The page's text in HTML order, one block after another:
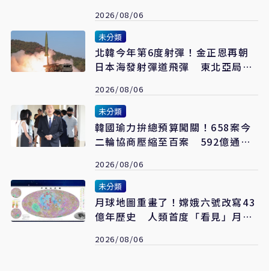
2026/08/06
未分類
北韓今年第6度射彈！金正恩再朝
日本海發射彈道飛彈 東北亞局勢
2026/08/06
未分類
韓國瑜力拚總預算闖關！658案今
二輪協商壓縮至百案 592億通刪
2026/08/06
未分類
月球地圖重畫了！嫦娥六號改寫43
億年歷史 人類首度「看見」月球
2026/08/06